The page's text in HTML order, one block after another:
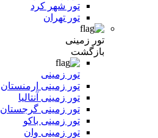
تور شهر کرد
تور تهران
تور زمینی
بازگشت
تور زمینی
تور زمینی ارمنستان
تور زمینی آنتالیا
تور زمینی گرجستان
تور زمینی باکو
تور زمینی وان